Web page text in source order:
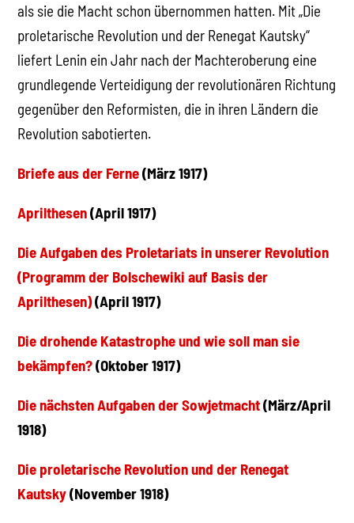
als sie die Macht schon übernommen hatten. Mit „Die
proletarische Revolution und der Renegat Kautsky“
liefert Lenin ein Jahr nach der Machteroberung eine
grundlegende Verteidigung der revolutionären Richtung
gegenüber den Reformisten, die in ihren Ländern die
Revolution sabotierten.
Briefe aus der Ferne(März 1917)
Aprilthesen(April 1917)
Die Aufgaben des Proletariats in unserer Revolution
(Programm der Bolschewiki auf Basis der
Aprilthesen)(April 1917)
Die drohende Katastrophe und wie soll man sie
bekämpfen?(Oktober 1917)
Die nächsten Aufgaben der Sowjetmacht(März/April
1918)
Die proletarische Revolution und der Renegat
Kautsky(November 1918)